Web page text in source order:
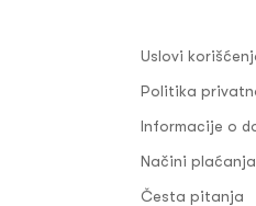
Uslovi
Politika
Informacije o
Načini plaćanja
Česta pitanja